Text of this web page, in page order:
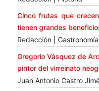
Cinco frutas que
tienen grandes
Redacción | Gastronomía
Gregorio Vásquez de
pintor del virreinato
Juan Antonio Castro